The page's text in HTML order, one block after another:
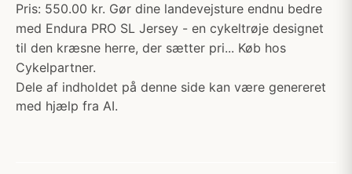
Pris: 550.00 kr. Gør dine landevejsture endnu bedre
med Endura PRO SL Jersey - en cykeltrøje designet
til den kræsne herre, der sætter pri... Køb hos
Cykelpartner.
Dele af indholdet på denne side kan være genereret
med hjælp fra AI.